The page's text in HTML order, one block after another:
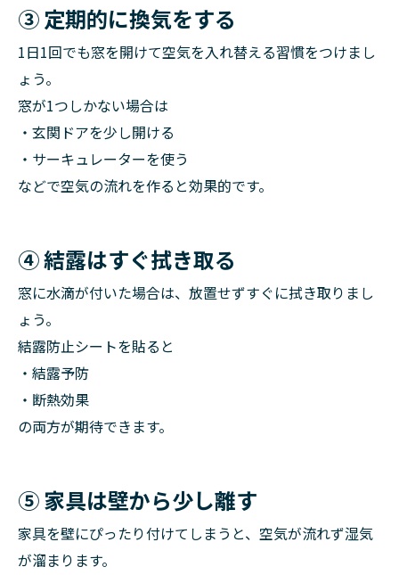
③ 定期的に換気をする
1日1回でも窓を開けて空気を入れ替える習慣をつけまし
ょう。
窓が1つしかない場合は
・玄関ドアを少し開ける
・サーキュレーターを使う
などで空気の流れを作ると効果的です。
④ 結露はすぐ拭き取る
窓に水滴が付いた場合は、放置せずすぐに拭き取りまし
ょう。
結露防止シートを貼ると
・結露予防
・断熱効果
の両方が期待できます。
⑤ 家具は壁から少し離す
家具を壁にぴったり付けてしまうと、空気が流れず湿気
が溜まります。